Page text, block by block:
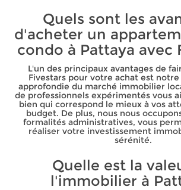
Quels sont les
d'acheter un
condo à Pattaya avec
L'un des principaux avantages de
Fivestars pour votre achat est notre
approfondie du marché immobilier
de professionnels expérimentés vous
bien qui correspond le mieux à vos
budget. De plus, nous nous
formalités administratives, vous
réaliser votre investissement
sérénité.
Quelle est la
l'immobilier à